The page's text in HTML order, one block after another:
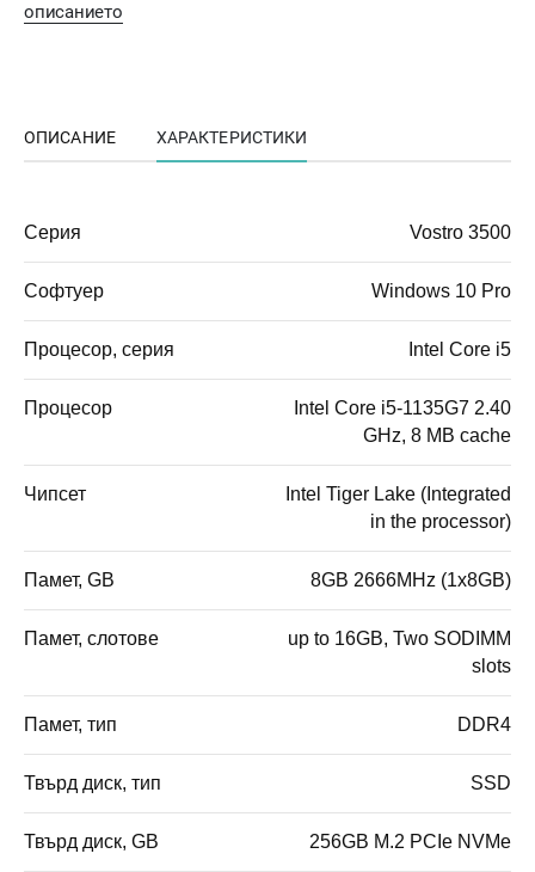
описанието
ОПИСАНИЕ ХАРАКТЕРИСТИКИ
Серия Vostro 3500
Софтуер Windows 10 Pro
Процесор, серия Intel Core i5
Процесор
Intel Core i5-1135G7 2.40
GHz, 8 MB cache
Чипсет
Intel Tiger Lake (Integrated
in the processor)
Памет, GB 8GB 2666MHz (1x8GB)
Памет, слотове
up to 16GB, Two SODIMM
slots
Памет, тип DDR4
Твърд диск, тип SSD
Твърд диск, GB 256GB M.2 PCIe NVMe